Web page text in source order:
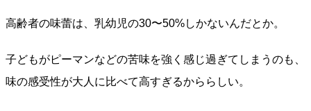
高齢者の味蕾は、乳幼児の30〜50%しかないんだとか。
子どもがピーマンなどの苦味を強く感じ過ぎてしまうのも、
味の感受性が大人に比べて高すぎるかららしい。